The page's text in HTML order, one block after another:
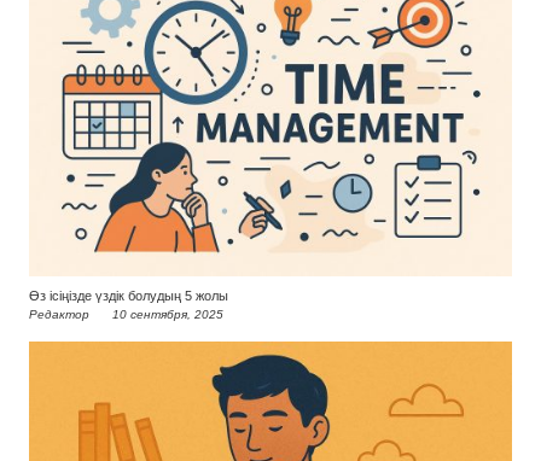
Өз ісіңізде үздік болудың 5 жолы
Редактор 10 сентября, 2025